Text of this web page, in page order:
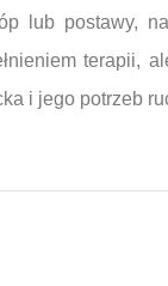
lub postawy,
terapii,
i jego potrzeb